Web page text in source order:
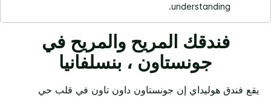
understanding.
فندقك المريح والمريح في
جونستاون ، بنسلفانيا
يقع فندق هوليداي إن جونستاون داون تاون في قلب حي